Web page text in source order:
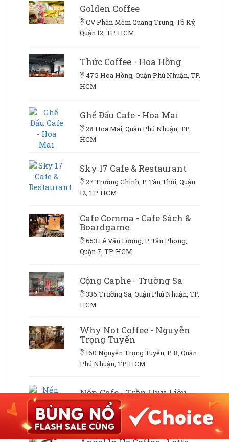
Golden Coffee
CV Phần Mềm Quang Trung, Tô Ký,
Quận 12, TP. HCM
Thức Coffee - Hoa Hồng
47G Hoa Hồng, Quận Phú Nhuận, TP.
HCM
Ghế Đẩu Cafe - Hoa Mai
28 Hoa Mai, Quận Phú Nhuận, TP.
HCM
Sky 17 Cafe & Restaurant
27 Trường Chinh, P. Tân Thới, Quận
12, TP. HCM
Cafe Comma - Cafe Sách &
Boardgame
653 Lê Văn Lương, P. Tân Phong,
Quận 7, TP. HCM
Cộng Caphe - Trường Sa
336 Trường Sa, Quận Phú Nhuận, TP.
HCM
Why Not Coffee - Nguyễn
Trọng Tuyển
160 Nguyễn Trọng Tuyển, P. 8, Quận
Phú Nhuận, TP. HCM
Nến Cafe - Trần Huy Liệu
92 Trần Huy Liệu, P. 15, Quận Phú
Nhuận, TP. HCM